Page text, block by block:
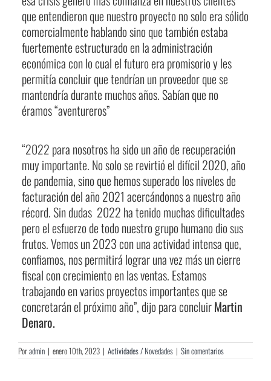
que entendieron que nuestro proyecto no solo era sólido
comercialmente hablando sino que también estaba
fuertemente estructurado en la administración
económica con lo cual el futuro era promisorio y les
permitía concluir que tendrían un proveedor que se
mantendría durante muchos años. Sabían que no
éramos “aventureros”
“2022 para nosotros ha sido un año de recuperación
muy importante. No solo se revirtió el difícil 2020, año
de pandemia, sino que hemos superado los niveles de
facturación del año 2021 acercándonos a nuestro año
récord. Sin dudas 2022 ha tenido muchas dificultades
pero el esfuerzo de todo nuestro grupo humano dio sus
frutos. Vemos un 2023 con una actividad intensa que,
confiamos, nos permitirá lograr una vez más un cierre
fiscal con crecimiento en las ventas. Estamos
trabajando en varios proyectos importantes que se
concretarán el próximo año”, dijo para concluirMartin
Denaro.
Poradmin | enero 10th, 2023 | Actividades / Novedades | Sin comentarios